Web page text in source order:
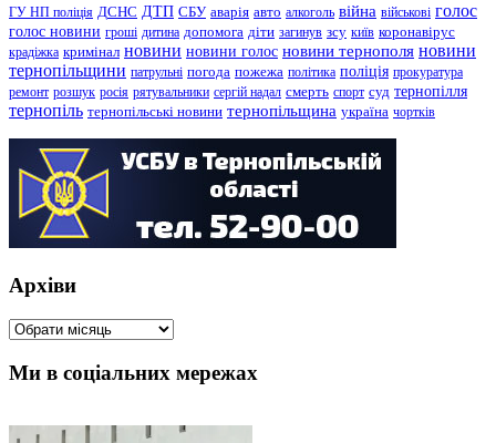
ГУ НП поліція ДСНС ДТП СБУ аварія авто алкоголь війна військові голос
голос новини гроші дитина допомога діти загинув зсу київ коронавірус
крадіжка кримінал новини новини голос новини тернополя новини
тернопільщини патрульні погода пожежа політика поліція прокуратура
ремонт розшук росія рятувальники сергій надал смерть спорт суд тернопілля
тернопіль тернопільські новини тернопільщина україна чортків
Архіви
Архіви
Ми в соціальних мережах